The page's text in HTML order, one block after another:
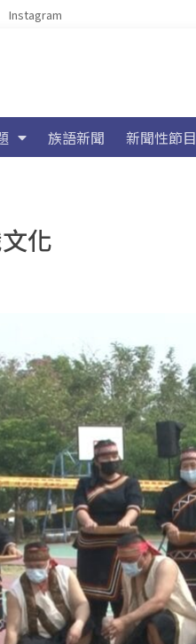
Instagram
族語新聞 新聞性節目
化